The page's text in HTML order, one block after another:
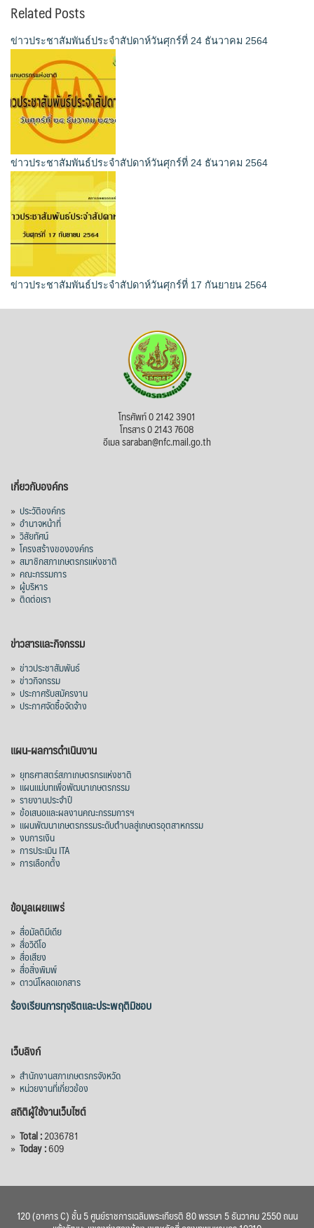
Related Posts
ข่าวประชาสัมพันธ์ประจำสัปดาห์วันศุกร์ที่ 24 ธันวาคม 2564
ข่าวประชาสัมพันธ์ประจำสัปดาห์วันศุกร์ที่ 24 ธันวาคม 2564
ข่าวประชาสัมพันธ์ประจำสัปดาห์วันศุกร์ที่ 17 กันยายน 2564
โทรศัพท์ 0 2142 3901
โทรสาร 0 2143 7608
อีเมล saraban@nfc.mail.go.th
เกี่ยวกับองค์กร
» ประวัติองค์กร
» อำนาจหน้าที่
» วิสัยทัศน์
» โครงสร้างขององค์กร
» สมาชิกสภาเกษตรกรแห่งชาติ
» คณะกรรมการ
» ผู้บริหาร
» ติดต่อเรา
ข่าวสารและกิจกรรม
» ข่าวประชาสัมพันธ์
» ข่าวกิจกรรม
» ประกาศรับสมัครงาน
» ประกาศจัดซื้อจัดจ้าง
แผน-ผลการดำเนินงาน
» ยุทธศาสตร์สภาเกษตรกรแห่งชาติ
» แผนแม่บทเพื่อพัฒนาเกษตรกรรม
» รายงานประจำปี
» ข้อเสนอและผลงานคณะกรรมการฯ
» แผนพัฒนาเกษตรกรรมระดับตำบลสู่เกษตรอุตสาหกรรม
» งบการเงิน
» การประเมิน ITA
» การเลือกตั้ง
ข้อมูลเผยแพร่
» สื่อมัลติมีเดีย
» สื่อวิดีโอ
» สื่อเสียง
» สื่อสิ่งพิมพ์
» ดาวน์โหลดเอกสาร
ร้องเรียนการทุจริตและประพฤติมิชอบ
เว็บลิงก์
» สำนักงานสภาเกษตรกรจังหวัด
» หน่วยงานที่เกี่ยวข้อง
สถิติผู้ใช้งานเว็บไซต์
» Total :2036781
» Today :609
120 (อาคาร C) ชั้น 5 ศูนย์ราชการเฉลิมพระเกียรติ 80 พรรษา 5 ธันวาคม 2550 ถนน